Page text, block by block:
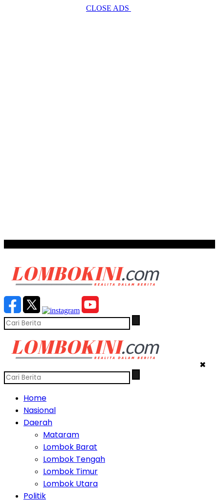
CLOSE ADS
✖
Home
Nasional
Daerah
Mataram
Lombok Barat
Lombok Tengah
Lombok Timur
Lombok Utara
Politik